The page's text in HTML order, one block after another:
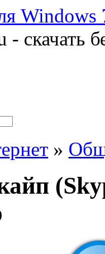
Windows
- скачать
»